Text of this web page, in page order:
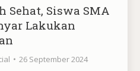
Sehat, Siswa SMA
Lakukan
26 September 2024